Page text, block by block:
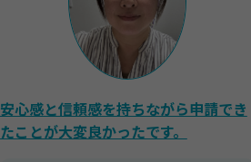
安心感と信頼感を持ちながら申請でき
たことが大変良かったです。